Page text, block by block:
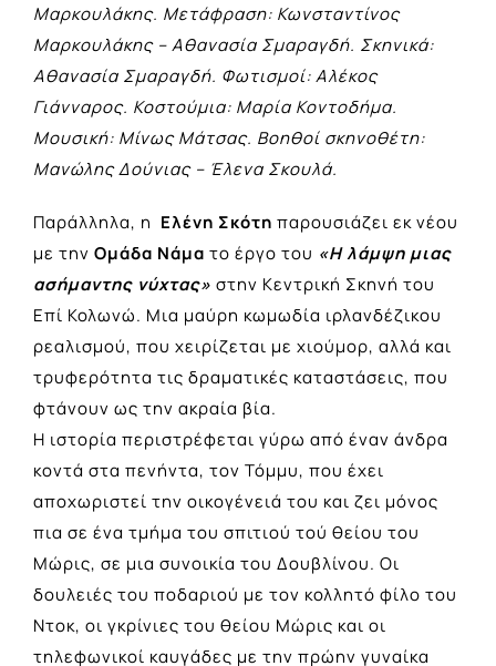
Μαρκουλάκης. Μετάφραση: Κωνσταντίνος
Μαρκουλάκης – Αθανασία Σμαραγδή. Σκηνικά:
Αθανασία Σμαραγδή. Φωτισμοί: Αλέκος
Γιάνναρος. Κοστούμια: Μαρία Κοντοδήμα.
Μουσική: Μίνως Μάτσας. Βοηθοί σκηνοθέτη:
Μανώλης Δούνιας – Έλενα Σκουλά.
Παράλληλα, η Ελένη Σκότη παρουσιάζει εκ νέου
με την Ομάδα Νάμα το έργο του «Η λάμψη μιας
ασήμαντης νύχτας» στην Κεντρική Σκηνή του
Επί Κολωνώ. Μια μαύρη κωμωδία ιρλανδέζικου
ρεαλισμού, που χειρίζεται με χιούμορ, αλλά και
τρυφερότητα τις δραματικές καταστάσεις, που
φτάνουν ως την ακραία βία.
Η ιστορία περιστρέφεται γύρω από έναν άνδρα
κοντά στα πενήντα, τον Τόμμυ, που έχει
αποχωριστεί την οικογένειά του και ζει μόνος
πια σε ένα τμήμα του σπιτιού τού θείου του
Μώρις, σε μια συνοικία του Δουβλίνου. Οι
δουλειές του ποδαριού με τον κολλητό φίλο του
Ντοκ, οι γκρίνιες του θείου Μώρις και οι
τηλεφωνικοί καυγάδες με την πρώην γυναίκα